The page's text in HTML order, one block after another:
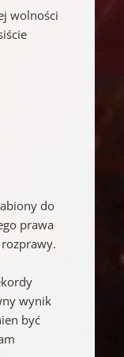
wolności
do
prawa
wynik
być